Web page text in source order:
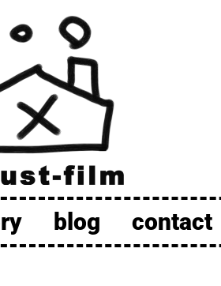
blog contact